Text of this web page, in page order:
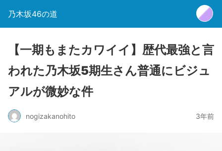
乃木坂46の道
【一期もまたカワイイ】歴代最強と言
われた乃木坂5期生さん普通にビジュ
アルが微妙な件
nogizakanohito 3年前